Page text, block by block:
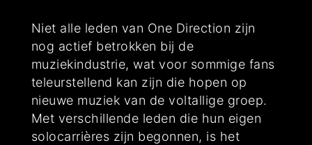
Niet alle leden van One Direction zijn
nog actief betrokken bij de
muziekindustrie, wat voor sommige fans
teleurstellend kan zijn die hopen op
nieuwe muziek van de voltallige groep.
Met verschillende leden die hun eigen
solocarrières zijn begonnen, is het